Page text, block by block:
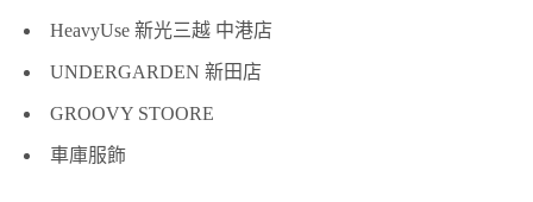
HeavyUse 新光三越 中港店
UNDERGARDEN 新田店
GROOVY STOORE
車庫服飾